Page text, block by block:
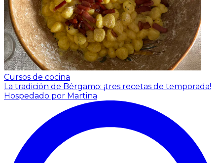
Cursos de cocina
La tradición de Bérgamo: ¡tres recetas de temporada!
Hospedado por Martina